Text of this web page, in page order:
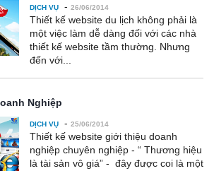
DỊCH VỤ - 26/06/2014
Thiết kế website du lịch không phải là
một việc làm dễ dàng đối với các nhà
thiết kế website tầm thường. Nhưng
đến với...
Nghiệp
DỊCH VỤ - 25/06/2014
Thiết kế website giới thiệu doanh
nghiệp chuyên nghiệp - “ Thương hiệu
là tài sản vô giá” - đây được coi là một